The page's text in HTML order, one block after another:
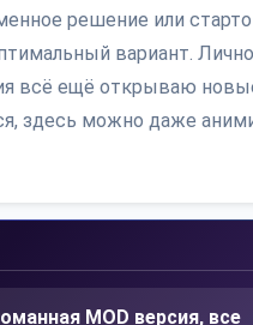
решение или
вариант.
всё ещё открываю
здесь можно даже
MOD версия, все